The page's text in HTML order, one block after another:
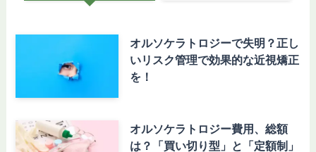
オルソケラトロジーで失明？正し
いリスク管理で効果的な近視矯正
を！
オルソケラトロジー費用、総額
は？「買い切り型」と「定額制」